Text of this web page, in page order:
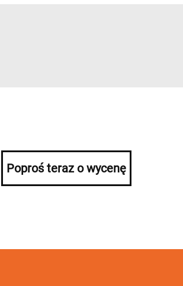
Poproś teraz o wycenę